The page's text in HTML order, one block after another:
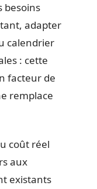
besoins
adapter
calendrier
: cette
facteur de
remplace
coût réel
aux
existants